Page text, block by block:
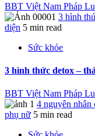
BBT Việt Nam Pháp
3 hình
diện 5 min read
Sức khỏe
3 hình thức detox –
BBT Việt Nam Pháp
4 nguyên nhân
phụ nữ 5 min read